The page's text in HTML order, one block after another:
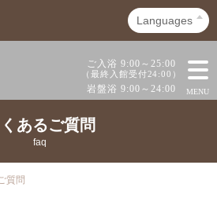
ご入浴 9:00～25:00
（最終入館受付24:00）
岩盤浴 9:00～24:00 MENU
質問
あるご質問
faq